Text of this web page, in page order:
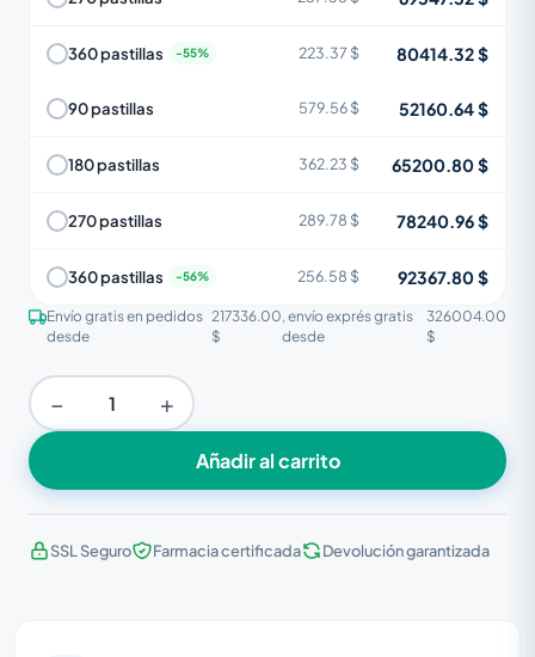
360 pastillas 223.37 $ 80414.32 $
90 pastillas 579.56 $ 52160.64 $
180 pastillas 362.23 $ 65200.80 $
270 pastillas 289.78 $ 78240.96 $
360 pastillas 256.58 $ 92367.80 $
Envío gratis en pedidos
desde
217336.00
$
, envío exprés gratis
desde
326004.00
$
− +
Añadir al carrito
SSL Seguro Farmacia certificada Devolución garantizada